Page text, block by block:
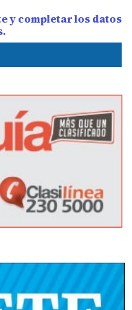
y completar los datos